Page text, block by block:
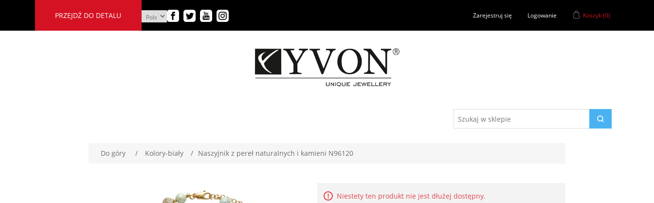
PRZEJDŹ DO DETALU Zarejestruj się Logowanie Koszyk(0)
Do góry / Kolory-biały / Naszyjnik z pereł naturalnych i kamieni N96120
Niestety ten produkt nie jest dłużej dostępny.